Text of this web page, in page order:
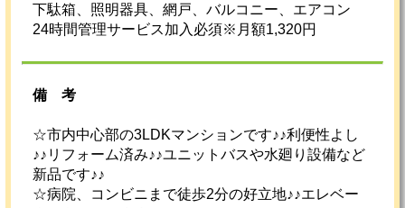
下駄箱、照明器具、網戸、バルコニー、エアコン
24時間管理サービス加入必須※月額1,320円
備考
☆市内中心部の3LDKマンションです♪♪利便性よし
♪♪リフォーム済み♪♪ユニットバスや水廻り設備など
新品です♪♪
☆病院、コンビニまで徒歩2分の好立地♪♪エレベー